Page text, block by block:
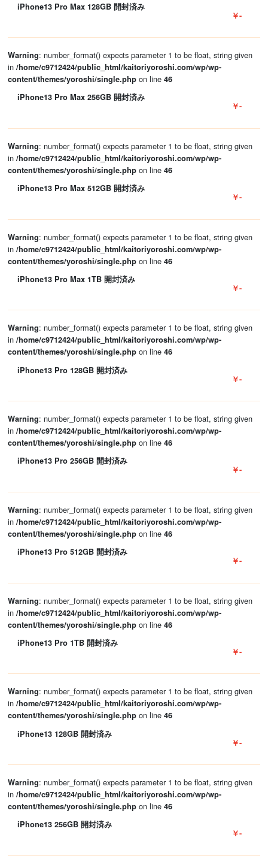
iPhone13 Pro Max 128GB 開封済み
￥-
Warning: number_format() expects parameter 1 to be float, string given
in /home/c9712424/public_html/kaitoriyoroshi.com/wp/wp-
content/themes/yoroshi/single.phpon line 46
iPhone13 Pro Max 256GB 開封済み
￥-
Warning: number_format() expects parameter 1 to be float, string given
in /home/c9712424/public_html/kaitoriyoroshi.com/wp/wp-
content/themes/yoroshi/single.phpon line 46
iPhone13 Pro Max 512GB 開封済み
￥-
Warning: number_format() expects parameter 1 to be float, string given
in /home/c9712424/public_html/kaitoriyoroshi.com/wp/wp-
content/themes/yoroshi/single.phpon line 46
iPhone13 Pro Max 1TB 開封済み
￥-
Warning: number_format() expects parameter 1 to be float, string given
in /home/c9712424/public_html/kaitoriyoroshi.com/wp/wp-
content/themes/yoroshi/single.phpon line 46
iPhone13 Pro 128GB 開封済み
￥-
Warning: number_format() expects parameter 1 to be float, string given
in /home/c9712424/public_html/kaitoriyoroshi.com/wp/wp-
content/themes/yoroshi/single.phpon line 46
iPhone13 Pro 256GB 開封済み
￥-
Warning: number_format() expects parameter 1 to be float, string given
in /home/c9712424/public_html/kaitoriyoroshi.com/wp/wp-
content/themes/yoroshi/single.phpon line 46
iPhone13 Pro 512GB 開封済み
￥-
Warning: number_format() expects parameter 1 to be float, string given
in /home/c9712424/public_html/kaitoriyoroshi.com/wp/wp-
content/themes/yoroshi/single.phpon line 46
iPhone13 Pro 1TB 開封済み
￥-
Warning: number_format() expects parameter 1 to be float, string given
in /home/c9712424/public_html/kaitoriyoroshi.com/wp/wp-
content/themes/yoroshi/single.phpon line 46
iPhone13 128GB 開封済み
￥-
Warning: number_format() expects parameter 1 to be float, string given
in /home/c9712424/public_html/kaitoriyoroshi.com/wp/wp-
content/themes/yoroshi/single.phpon line 46
iPhone13 256GB 開封済み
￥-